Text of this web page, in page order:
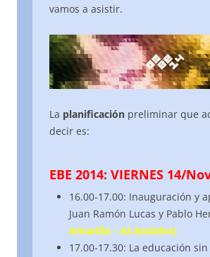
vamos a asistir.
La planificación preliminar que
decir es:
EBE 2014: VIERNES 14/
16.00-17.00: Inauguración y
Juan Ramón Lucas y Pablo
Amarilla – Al-Andalus)
17.00-17.30: La educación